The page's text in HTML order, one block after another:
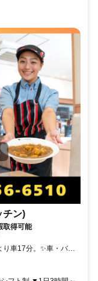
チン)
取得可能
車17分。✨車・バイ